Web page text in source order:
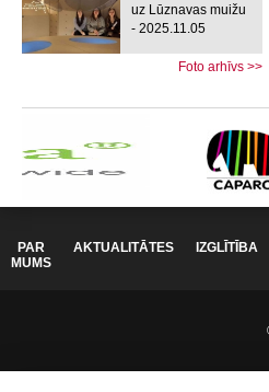
uz Lūznavas muižu
- 2025.11.05
Foto arhīvs >>
PAR
MUMS
AKTUALITĀTES IZGLĪTĪBA